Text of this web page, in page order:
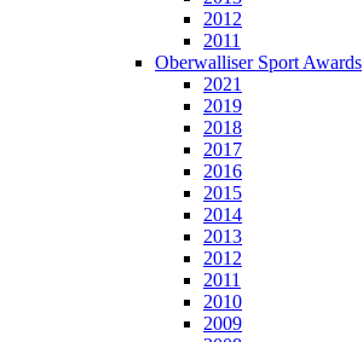
2012
2011
Oberwalliser Sport Awards
2021
2019
2018
2017
2016
2015
2014
2013
2012
2011
2010
2009